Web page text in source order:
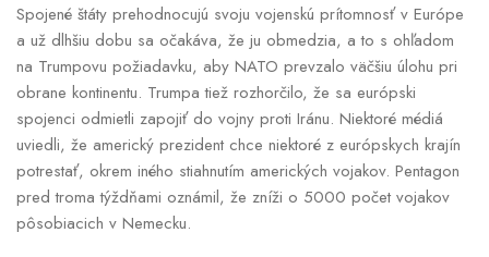
Spojené štáty prehodnocujú svoju vojenskú prítomnosť v Európe
a už dlhšiu dobu sa očakáva, že ju obmedzia, a to s ohľadom
na Trumpovu požiadavku, aby NATO prevzalo väčšiu úlohu pri
obrane kontinentu. Trumpa tiež rozhorčilo, že sa európski
spojenci odmietli zapojiť do vojny proti Iránu. Niektoré médiá
uviedli, že americký prezident chce niektoré z európskych krajín
potrestať, okrem iného stiahnutím amerických vojakov. Pentagon
pred troma týždňami oznámil, že zníži o 5000 počet vojakov
pôsobiacich v Nemecku.